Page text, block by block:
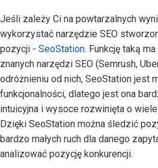
Jeśli zależy Ci na powtarzalnych
wykorzystać narzędzie SEO
pozycji - SeoStation. Funkcję taką
znanych narzędzi SEO (Semrush,
odróżnieniu od nich, SeoStation jest
funkcjonalności, dlatego jest ona
intuicyjna i wysoce rozwinięta o
Dzięki SeoStation można śledzić
bardzo małych ruch dla danego
analizować pozycję konkurencji.